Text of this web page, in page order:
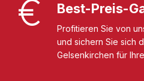
Best-Preis-
Profitieren Sie von
und sichern Sie sich
Gelsenkirchen für